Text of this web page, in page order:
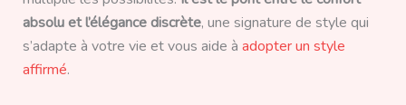
absolu et l’élégance discrète, une signature de style qui
s’adapte à votre vie et vous aide à adopter un style
affirmé.